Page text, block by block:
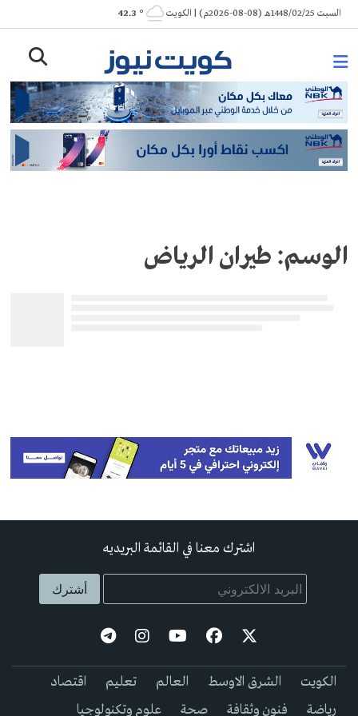
Skip
to
السبت 1448/02/25هـ (08-08-2026م) | الكويت ° 42.3
الوسم: طيران الرياض
اشترك معنا في القائمة البريديه
الكويت الشرق الاوسط العالم تعليم
اقتصاد
رياضة
فنون وثقافة صحة علوم وتكنولوجيا